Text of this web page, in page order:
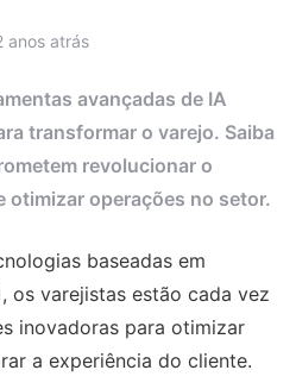
anos atrás
avançadas de IA
transformar o varejo. Saiba
revolucionar o
otimizar operações no setor.
baseadas em
os varejistas estão cada vez
inovadoras para otimizar
a experiência do cliente.